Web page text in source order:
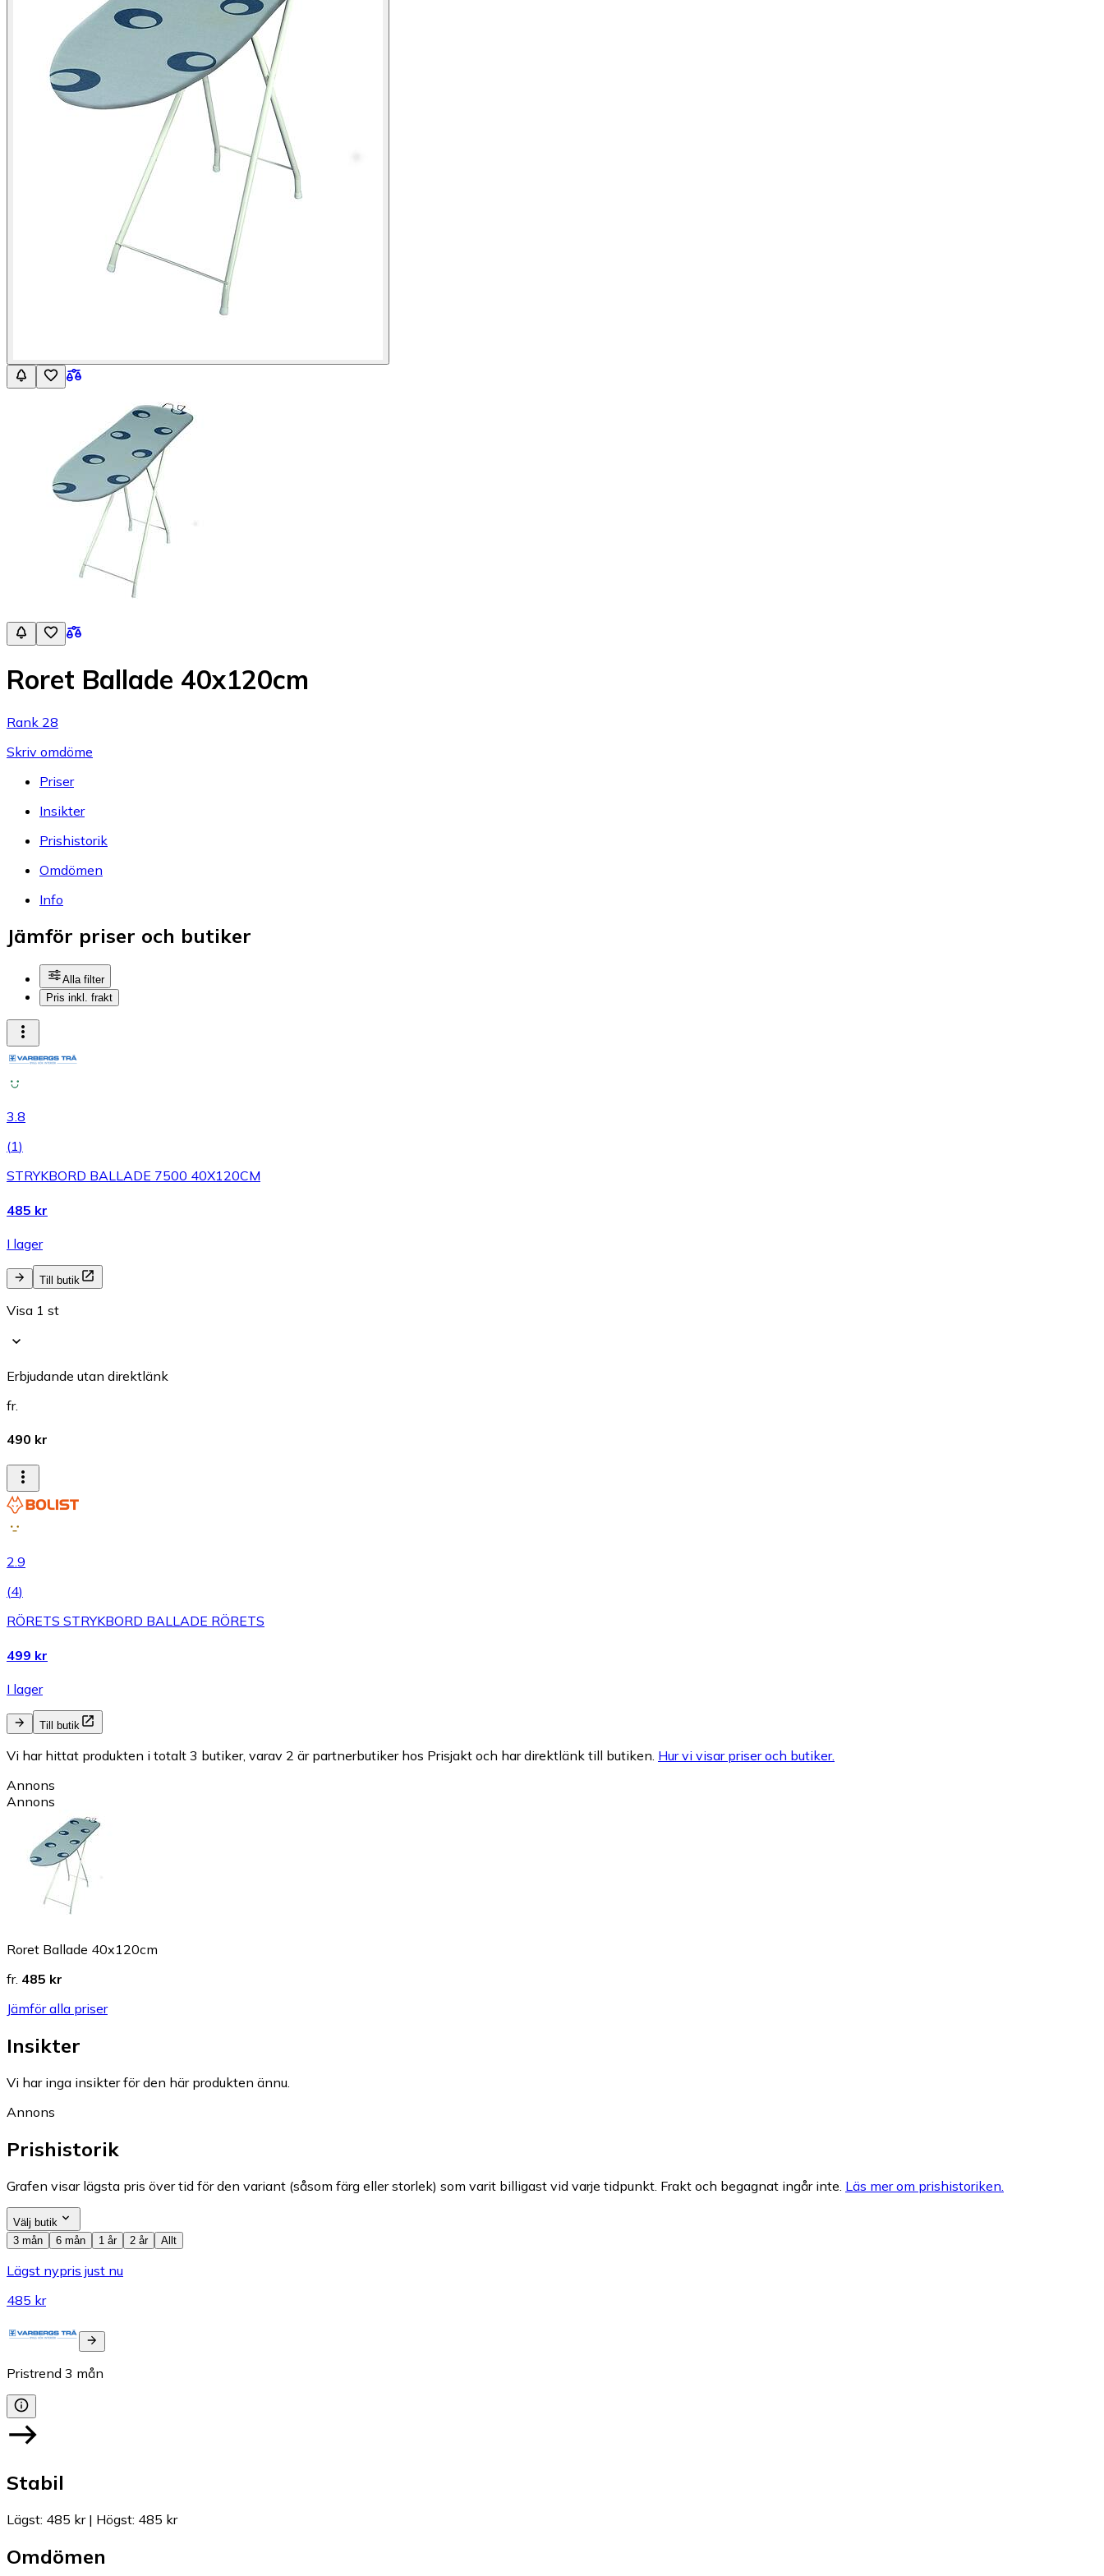
Roret Ballade 40x120cm
Rank 28
Skriv omdöme
Priser
Insikter
Prishistorik
Omdömen
Info
Jämför priser och butiker
Alla filter
Pris inkl. frakt
3.8
(1)
STRYKBORD BALLADE 7500 40X120CM
485 kr
I lager
Till butik
Visa 1 st
Erbjudande utan direktlänk
fr.
490 kr
2.9
(4)
RÖRETS STRYKBORD BALLADE RÖRETS
499 kr
I lager
Till butik
Vi har hittat produkten i totalt 3 butiker, varav 2 är partnerbutiker hos Prisjakt och har direktlänk till butiken. Hur vi visar priser och butiker.
Annons
Annons
Roret Ballade 40x120cm
fr. 485 kr
Jämför alla priser
Insikter
Vi har inga insikter för den här produkten ännu.
Annons
Prishistorik
Grafen visar lägsta pris över tid för den variant (såsom färg eller storlek) som varit billigast vid varje tidpunkt. Frakt och begagnat ingår inte. Läs mer om prishistoriken.
Välj butik
3 mån
6 mån 1 år 2 år Allt
Lägst nypris just nu
485 kr
Pristrend 3 mån
Stabil
Lägst: 485 kr| Högst: 485 kr
Omdömen